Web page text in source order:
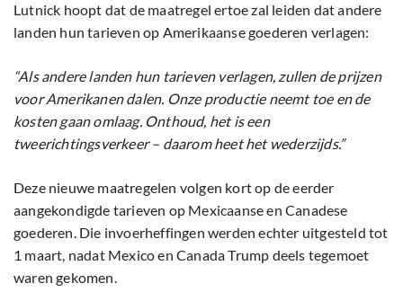
Lutnick hoopt dat de maatregel ertoe zal leiden dat andere
landen hun tarieven op Amerikaanse goederen verlagen:
“Als andere landen hun tarieven verlagen, zullen de prijzen
voor Amerikanen dalen. Onze productie neemt toe en de
kosten gaan omlaag. Onthoud, het is een
tweerichtingsverkeer – daarom heet het wederzijds.”
Deze nieuwe maatregelen volgen kort op de eerder
aangekondigde tarieven op Mexicaanse en Canadese
goederen. Die invoerheffingen werden echter uitgesteld tot
1 maart, nadat Mexico en Canada Trump deels tegemoet
waren gekomen.